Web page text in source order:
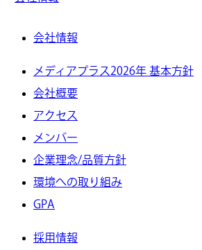
会社情報
メディアプラス2026年 基本方針
会社概要
アクセス
メンバー
企業理念/品質方針
環境への取り組み
GPA
採用情報